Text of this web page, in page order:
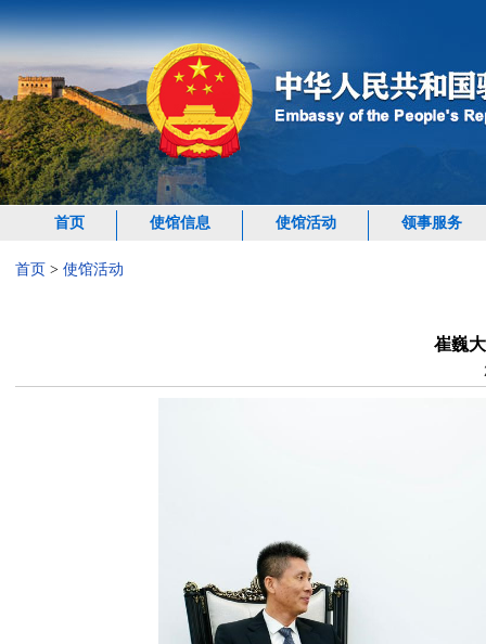
首页 使馆信息 使馆活动 领事服务
首页 > 使馆活动
崔巍